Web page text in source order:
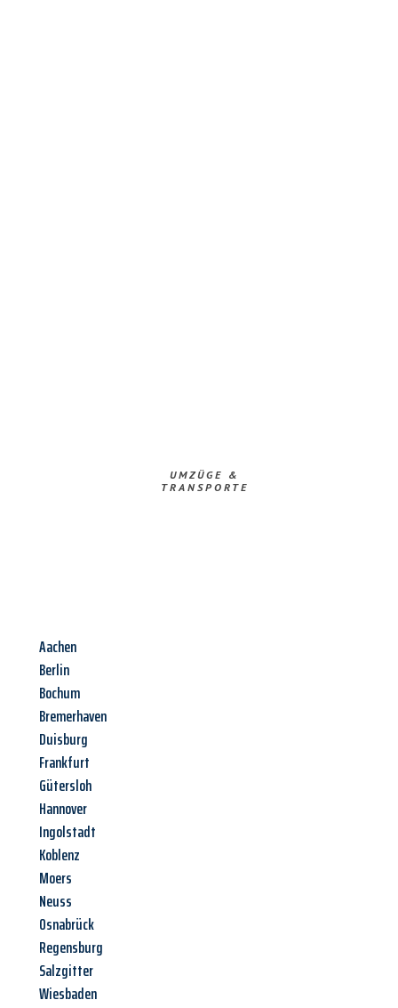
UMZÜGE &
TRANSPORTE
Aachen
Berlin
Bochum
Bremerhaven
Duisburg
Frankfurt
Gütersloh
Hannover
Ingolstadt
Koblenz
Moers
Neuss
Osnabrück
Regensburg
Salzgitter
Wiesbaden